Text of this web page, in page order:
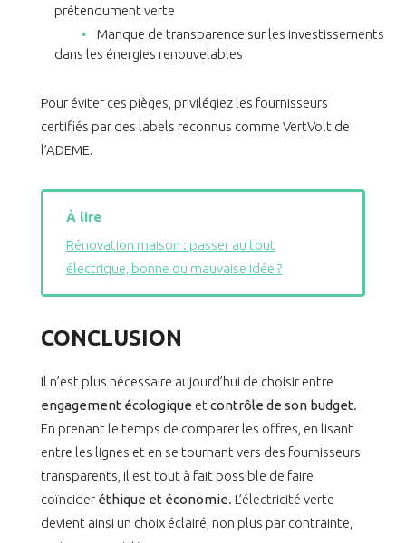
prétendument verte
Manque de transparence sur les investissements
dans les énergies renouvelables
Pour éviter ces pièges, privilégiez les fournisseurs
certifiés par des labels reconnus comme VertVolt de
l’ADEME.
À lire
Rénovation maison : passer au tout
électrique, bonne ou mauvaise idée ?
CONCLUSION
Il n’est plus nécessaire aujourd’hui de choisir entre
engagement écologique et contrôle de son budget.
En prenant le temps de comparer les offres, en lisant
entre les lignes et en se tournant vers des fournisseurs
transparents, il est tout à fait possible de faire
coïncider éthique et économie. L’électricité verte
devient ainsi un choix éclairé, non plus par contrainte,